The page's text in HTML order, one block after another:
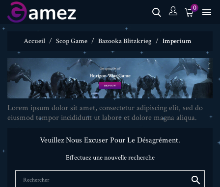
0 
Accueil Scop Game Bazooka Blitzkrieg Imperium
Lorem ipsum dolor sit amet, consectetur adipiscing elit, sed do
eiusmod tempor incididunt ut labore et dolore magna aliqua.
Veuillez Nous Excuser Pour Le Désagrément.
Effectuez une nouvelle recherche
